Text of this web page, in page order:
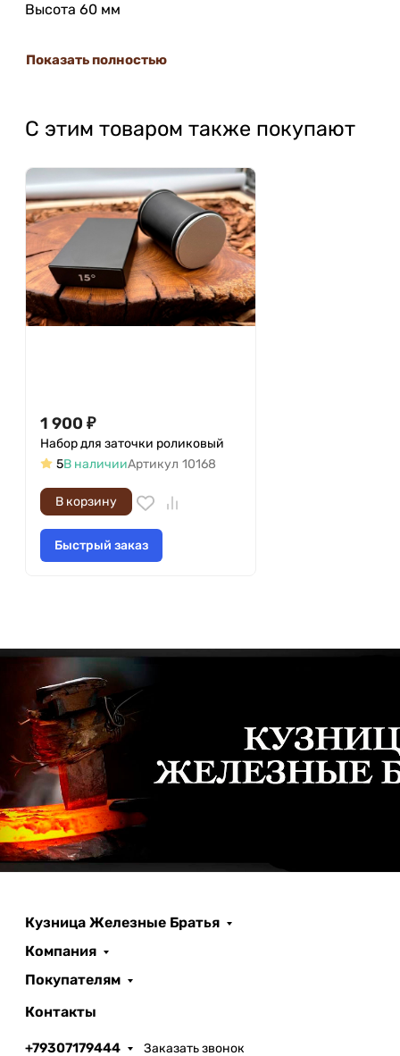
Высота 60 мм
Показать полностью
С этим товаром также покупают
1 900 ₽
Набор для заточки роликовый
5В наличииАртикул 10168
В корзину
Быстрый заказ
Кузница Железные Братья
Компания
Покупателям
Контакты
+79307179444 Заказать звонок